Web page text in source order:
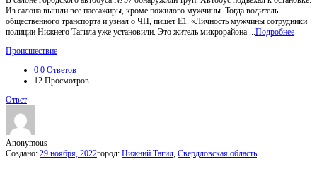
Из салона вышли все пассажиры, кроме пожилого мужчины. Тогда водитель
общественного транспорта и узнал о ЧП, пишет Е1. «Личность мужчины сотрудники
полиции Нижнего Тагила уже установили. Это житель микрорайона ...Подробнее
Происшествие
0 0 Ответов
12 Просмотров
Ответ
Anonymous
Создано: 29 ноября, 2022город: Нижний Тагил, Свердловская область